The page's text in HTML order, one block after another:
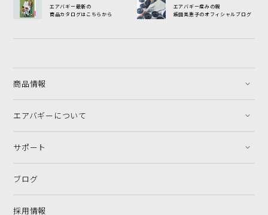
エアバギー最新の
商品カタログはこちらから
エアバギー産みの親
飯田美恵子のオフィシャルブログ
商品情報
エアバギーについて
サポート
ブログ
採用情報